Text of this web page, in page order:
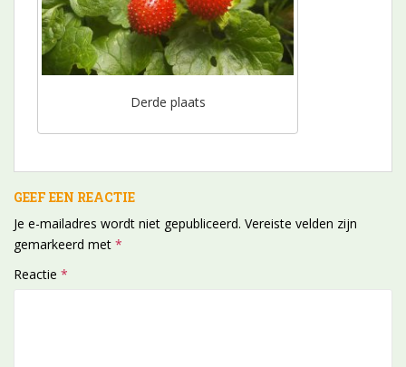
Derde plaats
GEEF EEN REACTIE
Je e-mailadres wordt niet gepubliceerd. Vereiste velden zijn
gemarkeerd met *
Reactie *